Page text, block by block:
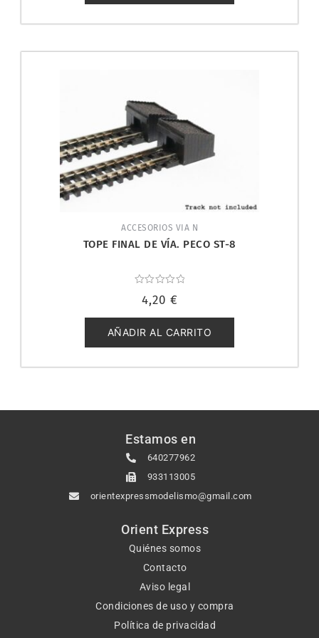
ACCESORIOS VIA N
TOPE FINAL DE VÍA. PECO ST-8
con
de
5
4,20 €
AÑADIR AL CARRITO
Estamos en
640277962
933113005
orientexpressmodelismo@gmail.com
Orient Express
Quiénes somos
Contacto
Aviso legal
Condiciones de uso y compra
Política de privacidad